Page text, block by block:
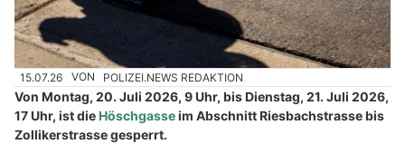
15.07.26 VON POLIZEI.NEWS REDAKTION
Von Montag, 20. Juli 2026, 9 Uhr, bis Dienstag, 21. Juli 2026,
17 Uhr, ist dieHöschgasseim Abschnitt Riesbachstrasse bis
Zollikerstrasse gesperrt.